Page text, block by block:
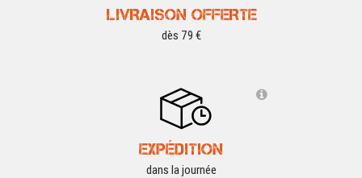
LIVRAISON OFFERTE
dès 79 €
EXPÉDITION
dans la journée